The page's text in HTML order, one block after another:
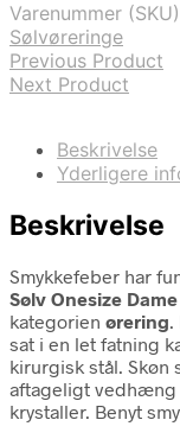
Varenummer
Sølvøreringe
Previous Product
Next Product
Beskrivelse
Yderligere
Beskrivelse
Smykkefeber har
Sølv Onesize Dame
kategorien ørering.
sat i en let fatning
kirurgisk stål. Skøn
aftageligt vedhæng
krystaller. Benyt